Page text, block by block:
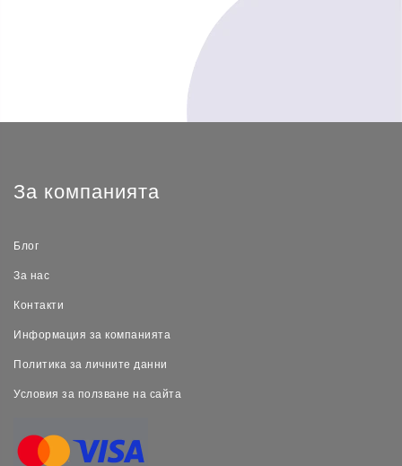
За компанията
Блог
За нас
Контакти
Информация за компанията
Политика за личните данни
Условия за ползване на сайта